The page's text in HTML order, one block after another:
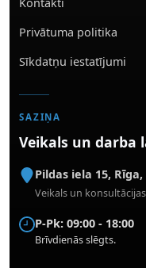
Privātuma politika
Sīkdatņu iestatījumi
SAZIŅA
Veikals un darba
Pildas iela 15, Rīga,
Veikals un
P-Pk: 09:00 - 18:00
Brīvdienās slēgts.